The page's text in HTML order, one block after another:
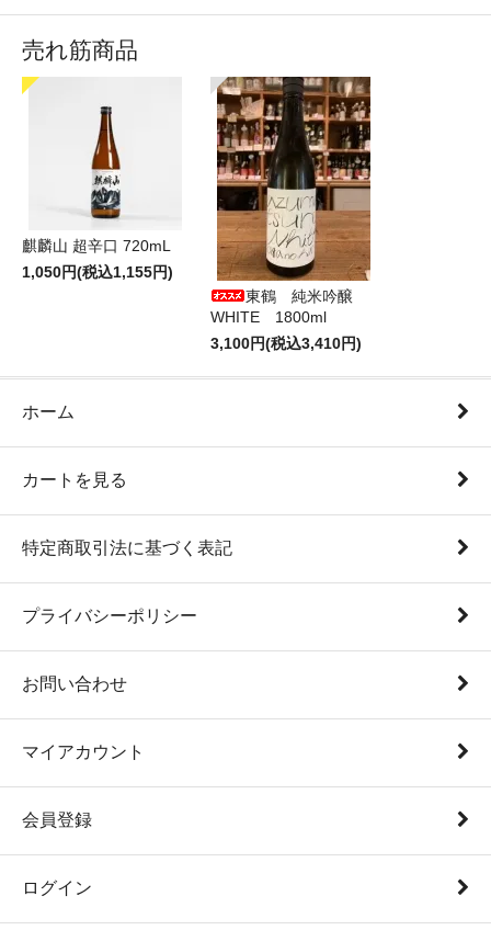
売れ筋商品
麒麟山 超辛口 720mL
1,050円(税込1,155円)
東鶴 純米吟醸
WHITE 1800ml
3,100円(税込3,410円)
ホーム
カートを見る
特定商取引法に基づく表記
プライバシーポリシー
お問い合わせ
マイアカウント
会員登録
ログイン